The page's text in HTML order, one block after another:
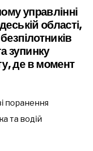
управлінні
області,
зупинку
де в момент
поранення
та водій